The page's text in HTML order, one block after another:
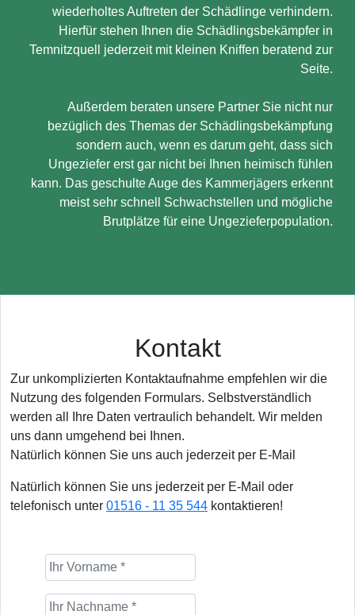
wiederholtes Auftreten der Schädlinge verhindern.
Hierfür stehen Ihnen die Schädlingsbekämpfer in
Temnitzquell jederzeit mit kleinen Kniffen beratend zur
Seite.
Außerdem beraten unsere Partner Sie nicht nur
bezüglich des Themas der Schädlingsbekämpfung
sondern auch, wenn es darum geht, dass sich
Ungeziefer erst gar nicht bei Ihnen heimisch fühlen
kann. Das geschulte Auge des Kammerjägers erkennt
meist sehr schnell Schwachstellen und mögliche
Brutplätze für eine Ungezieferpopulation.
Kontakt
Zur unkomplizierten Kontaktaufnahme empfehlen wir die
Nutzung des folgenden Formulars. Selbstverständlich
werden all Ihre Daten vertraulich behandelt. Wir melden
uns dann umgehend bei Ihnen.
Natürlich können Sie uns auch jederzeit per E-Mail
Natürlich können Sie uns jederzeit per E-Mail oder
telefonisch unter 01516 - 11 35 544 kontaktieren!